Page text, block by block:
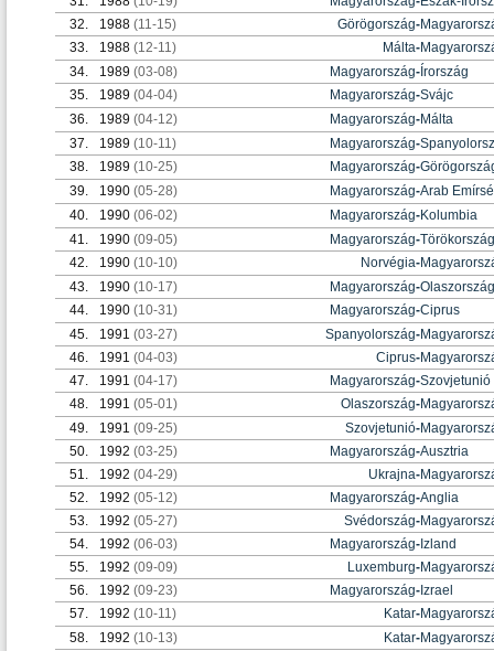
32.
1988 (11-15) Görögország-
33.
1988 (12-11) Málta-
34.
1989 (03-08) Magyarország- Írország
35.
1989 (04-04) Magyarország-Svájc
36.
1989 (04-12) Magyarország-Málta
37.
1989 (10-11) Magyarország-
38.
1989 (10-25) Magyarország-
39.
1990 (05-28) Magyarország-Arab
40.
1990 (06-02) Magyarország-Kolumbia
41.
1990 (09-05) Magyarország-Törökország
42.
1990 (10-10) Norvégia-
43.
1990 (10-17) Magyarország-Olaszország
44.
1990 (10-31) Magyarország-Ciprus
45.
1991 (03-27) Spanyolország-
46.
1991 (04-03) Ciprus-
47.
1991 (04-17) Magyarország-Szovjetunió
48.
1991 (05-01) Olaszország-
49.
1991 (09-25) Szovjetunió-
50.
1992 (03-25) Magyarország-Ausztria
51.
1992 (04-29) Ukrajna-
52.
1992 (05-12) Magyarország-Anglia
53.
1992 (05-27) Svédország-
54.
1992 (06-03) Magyarország- Izland
55.
1992 (09-09) Luxemburg-
56.
1992 (09-23) Magyarország- Izrael
57.
1992 (10-11) Katar-
58.
1992 (10-13) Katar-